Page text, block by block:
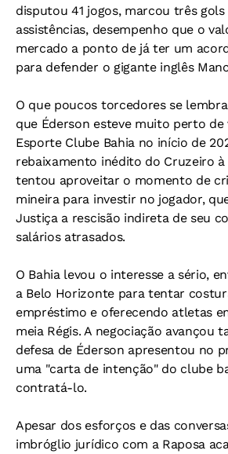
disputou 41 jogos, marcou três gols
assistências, desempenho que o
mercado a ponto de já ter um
para defender o gigante inglês
O que poucos torcedores se
que Éderson esteve muito perto de
Esporte Clube Bahia no início de
rebaixamento inédito do Cruzeiro à
tentou aproveitar o momento de
mineira para investir no jogador,
Justiça a rescisão indireta de seu
salários atrasados.
O Bahia levou o interesse a sério,
a Belo Horizonte para tentar
empréstimo e oferecendo atletas
meia Régis. A negociação avançou
defesa de Éderson apresentou no
uma "carta de intenção" do clube
contratá-lo.
Apesar dos esforços e das
imbróglio jurídico com a Raposa